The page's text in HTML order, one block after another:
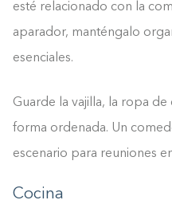
esté relacionado con la
aparador, manténgalo
esenciales.
Guarde la vajilla, la ropa
forma ordenada. Un
escenario para reuniones
Cocina